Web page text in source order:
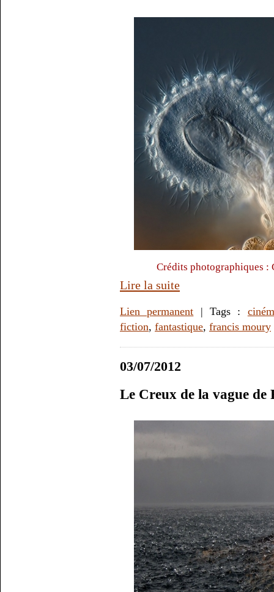
Crédits photographiques :
Lire la suite
Lien permanent | Tags :
fiction, fantastique, francis moury
03/07/2012
Le Creux de la vague de